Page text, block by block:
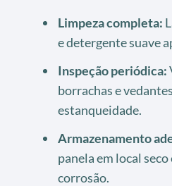
Limpeza completa:
e detergente suave
Inspeção periódica:
borrachas e
estanqueidade.
Armazenamento
panela em local
corrosão.